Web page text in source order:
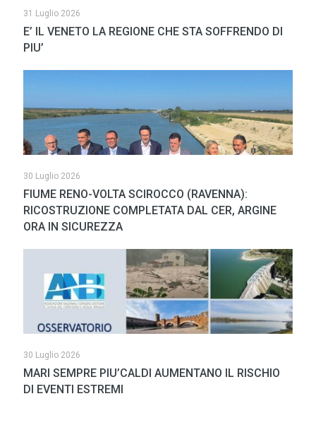
31 Luglio 2026
E’ IL VENETO LA REGIONE CHE STA SOFFRENDO DI
PIU’
30 Luglio 2026
FIUME RENO-VOLTA SCIROCCO (RAVENNA):
RICOSTRUZIONE COMPLETATA DAL CER, ARGINE
ORA IN SICUREZZA
30 Luglio 2026
MARI SEMPRE PIU’CALDI AUMENTANO IL RISCHIO
DI EVENTI ESTREMI